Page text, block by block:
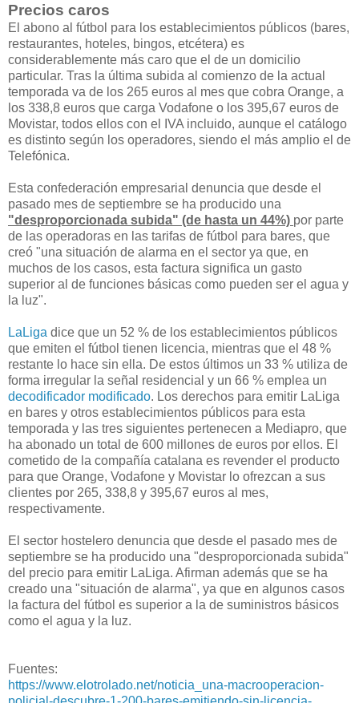
Precios caros
El abono al fútbol para los establecimientos públicos (bares,
restaurantes, hoteles, bingos, etcétera) es
considerablemente más caro que el de un domicilio
particular. Tras la última subida al comienzo de la actual
temporada va de los 265 euros al mes que cobra Orange, a
los 338,8 euros que carga Vodafone o los 395,67 euros de
Movistar, todos ellos con el IVA incluido, aunque el catálogo
es distinto según los operadores, siendo el más amplio el de
Telefónica.
Esta confederación empresarial denuncia que desde el
pasado mes de septiembre se ha producido una
"desproporcionada subida" (de hasta un 44%) por parte
de las operadoras en las tarifas de fútbol para bares, que
creó "una situación de alarma en el sector ya que, en
muchos de los casos, esta factura significa un gasto
superior al de funciones básicas como pueden ser el agua y
la luz".
LaLiga dice que un 52 % de los establecimientos públicos
que emiten el fútbol tienen licencia, mientras que el 48 %
restante lo hace sin ella. De estos últimos un 33 % utiliza de
forma irregular la señal residencial y un 66 % emplea un
decodificador modificado. Los derechos para emitir LaLiga
en bares y otros establecimientos públicos para esta
temporada y las tres siguientes pertenecen a Mediapro, que
ha abonado un total de 600 millones de euros por ellos. El
cometido de la compañía catalana es revender el producto
para que Orange, Vodafone y Movistar lo ofrezcan a sus
clientes por 265, 338,8 y 395,67 euros al mes,
respectivamente.
El sector hostelero denuncia que desde el pasado mes de
septiembre se ha producido una "desproporcionada subida"
del precio para emitir LaLiga. Afirman además que se ha
creado una "situación de alarma", ya que en algunos casos
la factura del fútbol es superior a la de suministros básicos
como el agua y la luz.
Fuentes:
https://www.elotrolado.net/noticia_una-macrooperacion-